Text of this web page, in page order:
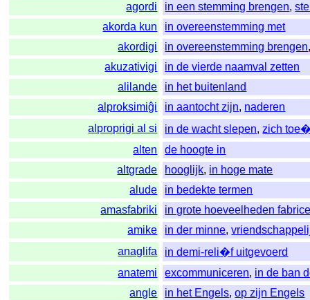
agordi
in een stemming brengen,
akorda kun
in overeenstemming met
akordigi
in overeenstemming brengen
akuzativigi
in de vierde naamval zetten
alilande
in het buitenland
alproksimiĝi
in aantocht zijn, naderen
alproprigi al si
in de wacht slepen,zich
alten
de hoogte in
altgrade
hooglijk, in hoge mate
alude
in bedekte termen
amasfabriki
in grote hoeveelheden
amike
in der minne,
anaglifa
in demi-reli�f uitgevoerd
anatemi
excommuniceren, in de ban
angle
in het Engels,op zijn Engels